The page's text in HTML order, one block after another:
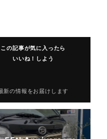
この記事が気に入ったら
いいね！しよう
新の情報をお届けします